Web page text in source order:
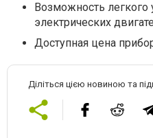
Возможность легкого
электрических
Доступная цена
Діліться цією новиною та